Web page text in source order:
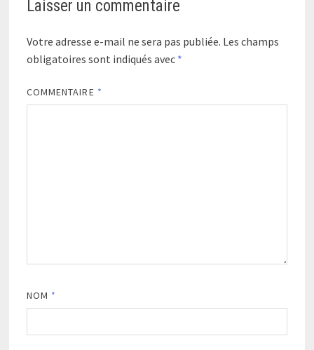
Laisser un commentaire
Votre adresse e-mail ne sera pas publiée. Les champs
obligatoires sont indiqués avec *
COMMENTAIRE *
NOM *